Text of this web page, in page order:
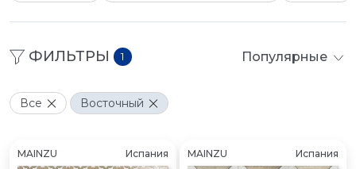
ФИЛЬТРЫ 1 Популярные
Все Восточный
MAINZU Испания MAINZU Испания